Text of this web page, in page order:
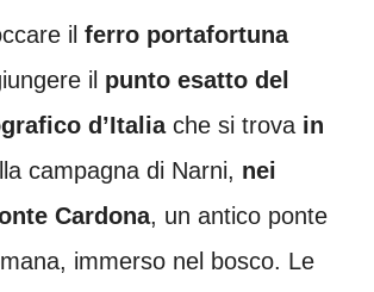
il ferro portafortuna
il punto esatto del
d’Italiache si trova in
campagna di Narni, nei
Cardona, un antico ponte
immerso nel bosco. Le